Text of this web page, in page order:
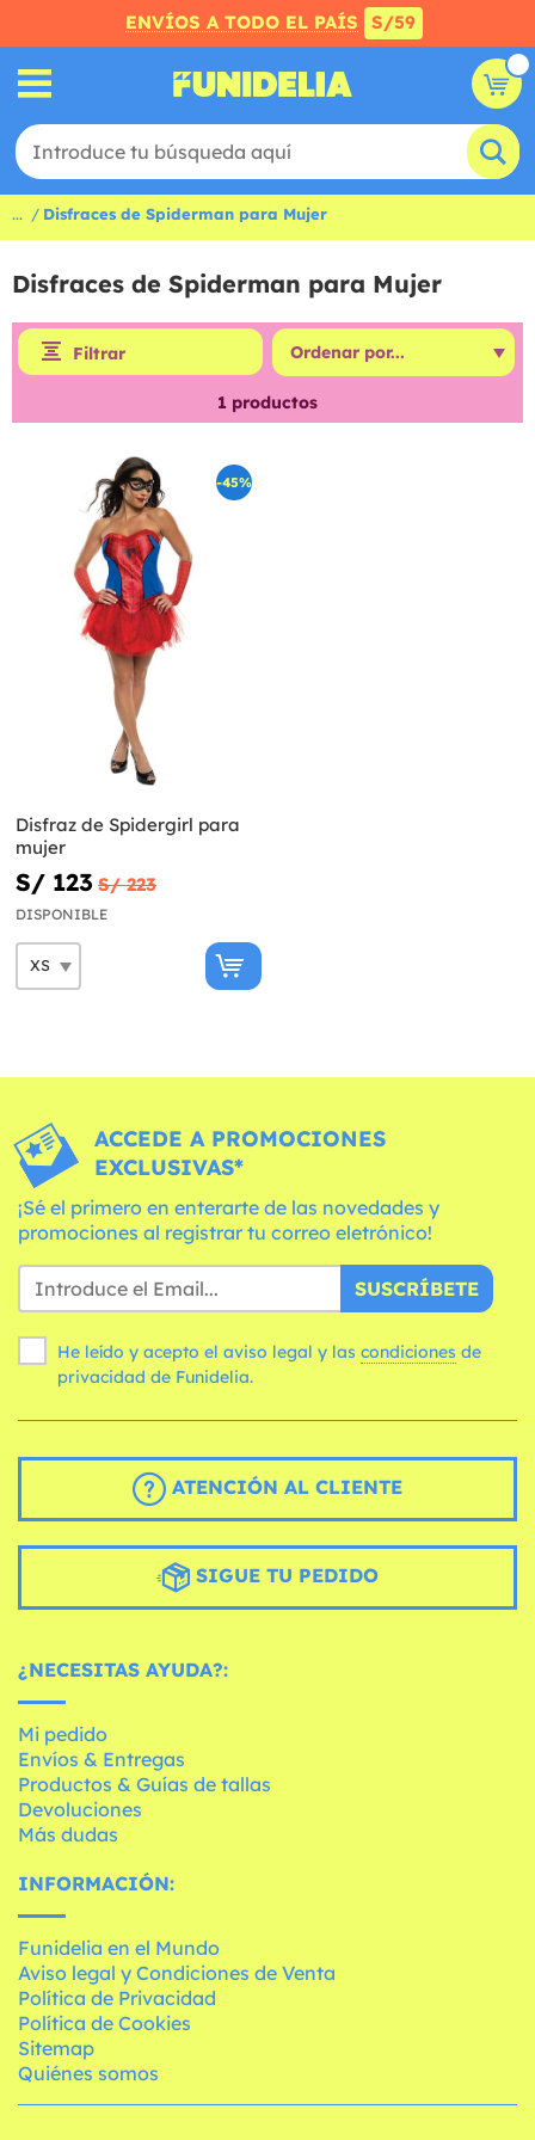
ENVÍOS A TODO EL PAÍS S/59
... Disfraces de Spiderman para Mujer
Disfraces de Spiderman para Mujer
Filtrar
1 productos
-45%
Disfraz de Spidergirl para
mujer
S/ 123 S/ 223
DISPONIBLE
ACCEDE A PROMOCIONES
EXCLUSIVAS*
¡Sé el primero en enterarte de las novedades y
promociones al registrar tu correo eletrónico!
SUSCRÍBETE
He leído y acepto el aviso legal y las condiciones
privacidad de Funidelia.
ATENCIÓN AL CLIENTE
SIGUE TU PEDIDO
¿NECESITAS AYUDA?:
Mi pedido
Envíos & Entregas
Productos & Guías de tallas
Devoluciones
Más dudas
INFORMACIÓN:
Funidelia en el Mundo
Aviso legal y Condiciones de Venta
Política de Privacidad
Política de Cookies
Sitemap
Quiénes somos